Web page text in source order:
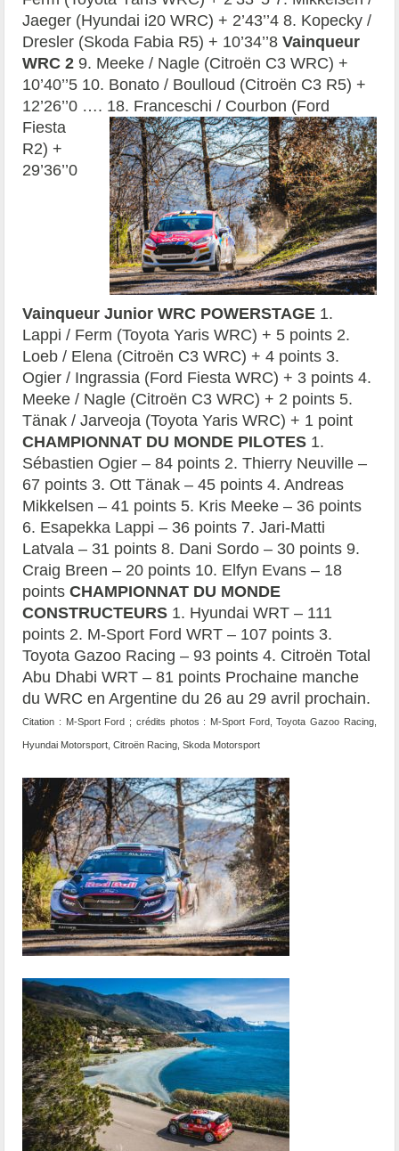
Jaeger (Hyundai i20 WRC) + 2’43’’4 8. Kopecky /
Dresler (Skoda Fabia R5) + 10’34’’8Vainqueur
WRC 2 9. Meeke / Nagle (Citroën C3 WRC) +
10’40’’5 10. Bonato / Boulloud (Citroën C3 R5) +
12’26’’0 …. 18. Franceschi / Courbon (Ford
Fiesta
R2) +
29’36’’0
Vainqueur Junior WRC POWERSTAGE 1.
Lappi / Ferm (Toyota Yaris WRC) + 5 points 2.
Loeb / Elena (Citroën C3 WRC) + 4 points 3.
Ogier / Ingrassia (Ford Fiesta WRC) + 3 points 4.
Meeke / Nagle (Citroën C3 WRC) + 2 points 5.
Tänak / Jarveoja (Toyota Yaris WRC) + 1 point
CHAMPIONNAT DU MONDE PILOTES 1.
Sébastien Ogier – 84 points 2. Thierry Neuville –
67 points 3. Ott Tänak – 45 points 4. Andreas
Mikkelsen – 41 points 5. Kris Meeke – 36 points
6. Esapekka Lappi – 36 points 7. Jari-Matti
Latvala – 31 points 8. Dani Sordo – 30 points 9.
Craig Breen – 20 points 10. Elfyn Evans – 18
pointsCHAMPIONNAT DU MONDE
CONSTRUCTEURS 1. Hyundai WRT – 111
points 2. M-Sport Ford WRT – 107 points 3.
Toyota Gazoo Racing – 93 points 4. Citroën Total
Abu Dhabi WRT – 81 points Prochaine manche
du WRC en Argentine du 26 au 29 avril prochain.
Citation : M-Sport Ford ; crédits photos : M-Sport Ford, Toyota Gazoo Racing,
Hyundai Motorsport, Citroën Racing, Skoda Motorsport